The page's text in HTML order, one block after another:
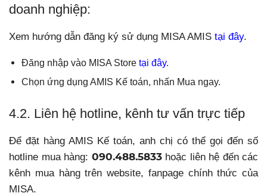
doanh nghiệp:
Xem hướng dẫn đăng ký sử dụng MISA AMIS tại đây.
Đăng nhập vào MISA Store tại đây.
Chọn ứng dụng AMIS Kế toán, nhấn Mua ngay.
4.2. Liên hệ hotline, kênh tư vấn trực tiếp
Để đặt hàng AMIS Kế toán, anh chị có thể gọi đến số
hotline mua hàng: 090.488.5833hoặc liên hệ đến các
kênh mua hàng trên website, fanpage chính thức của
MISA.